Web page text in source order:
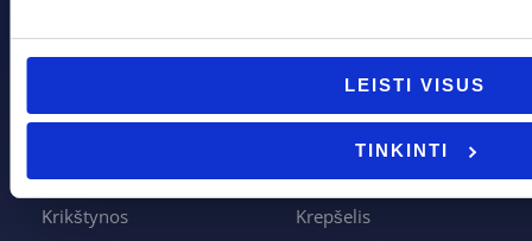
LEISTI VISUS
TINKINTI
Boso diena
Kalėdos
Krikštynos
Apie mus
Apmokėjimas
Kontaktai
Krepšelis